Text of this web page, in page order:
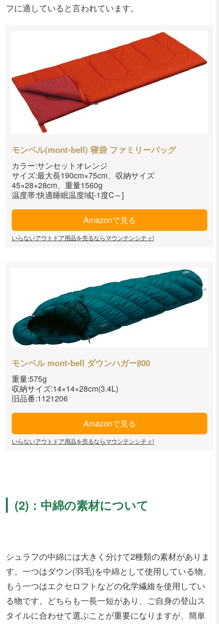
フに適していると言われています。
モンベル(mont-bell) 寝袋 ファミリーバッグ
カラー:サンセットオレンジ
サイズ:最大長190cm×75cm、収納サイズ
45×28×28cm、重量1560g
温度帯:快適睡眠温度域[-1度C～]
Amazonで見る
いらないアウトドア用品を売るならマウンテンシティ!
モンベル mont-bell ダウンハガー800
重量:575g
収納サイズ:14×14×28cm(3.4L)
旧品番:1121206
Amazonで見る
いらないアウトドア用品を売るならマウンテンシティ!
(2)：中綿の素材について
シュラフの中綿には大きく分けて2種類の素材がありま
す。一つはダウン(羽毛)を中綿として使用している物、
もう一つはエクセロフトなどの化学繊維を使用してい
る物です。どちらも一長一短があり、ご自身の登山ス
タイルに合わせて選ぶことが重要になりますが、簡単